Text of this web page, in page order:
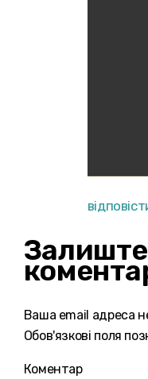
Залиште
Ваша email адреса
Обов'язкові поля
Коментар